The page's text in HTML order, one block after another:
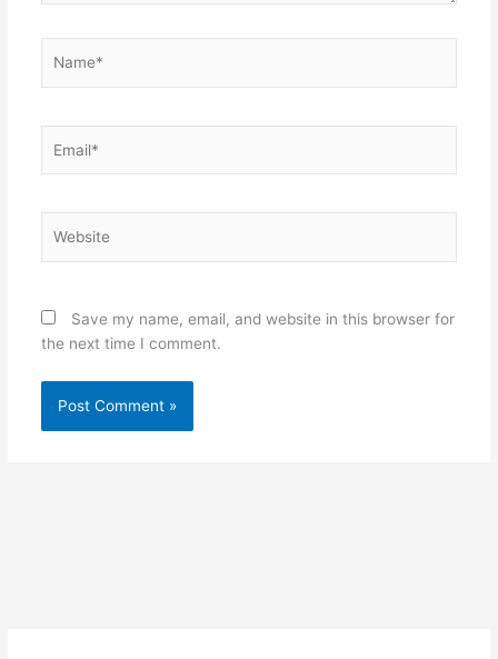
Save my name, email, and website in this browser for
the next time I comment.